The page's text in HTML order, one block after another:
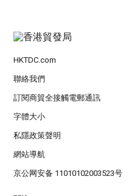
HKTDC.com
聯絡我們
訂閱商貿全接觸電郵通訊
字體大小
私隱政策聲明
網站導航
京公网安备 11010102003523号